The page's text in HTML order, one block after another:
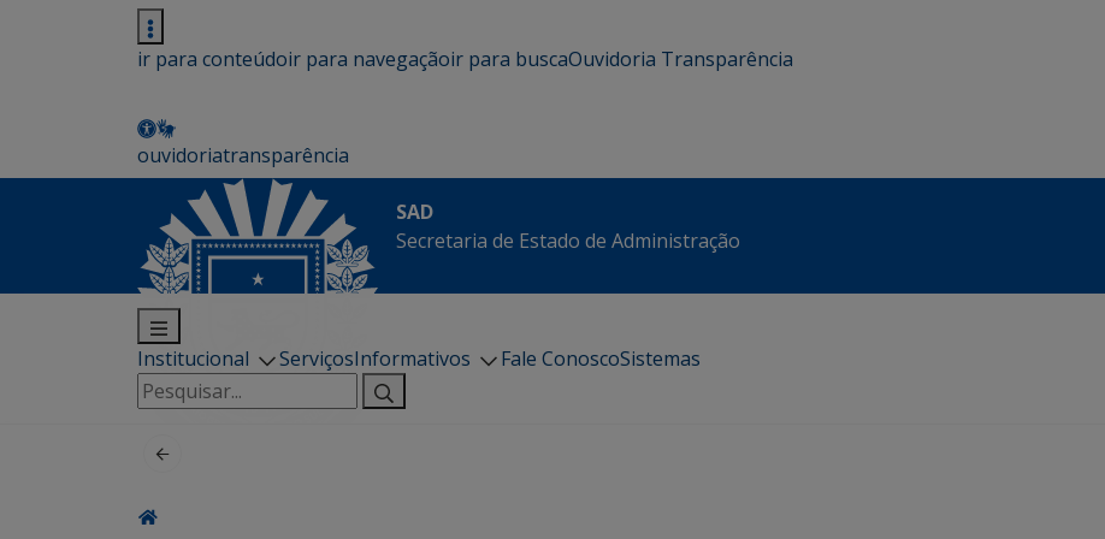
ir para conteúdoir para navegaçãoir para buscaOuvidoria Transparência
ouvidoriatransparência
SAD
Secretaria de Estado de Administração
Institucional ServiçosInformativos Fale ConoscoSistemas
Pesquisar
por: